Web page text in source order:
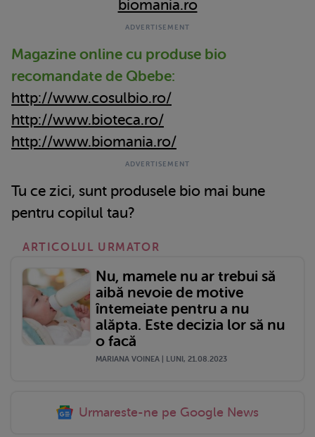
biomania.ro
Magazine online cu produse bio
recomandate de Qbebe:
http://www.cosulbio.ro/
http://www.bioteca.ro/
http://www.biomania.ro/
Tu ce zici, sunt produsele bio mai bune
pentru copilul tau?
ARTICOLUL URMATOR
Nu, mamele nu ar trebui să
aibă nevoie de motive
întemeiate pentru a nu
alăpta. Este decizia lor să nu
o facă
MARIANA VOINEA | LUNI, 21.08.2023
Urmareste-ne pe Google News